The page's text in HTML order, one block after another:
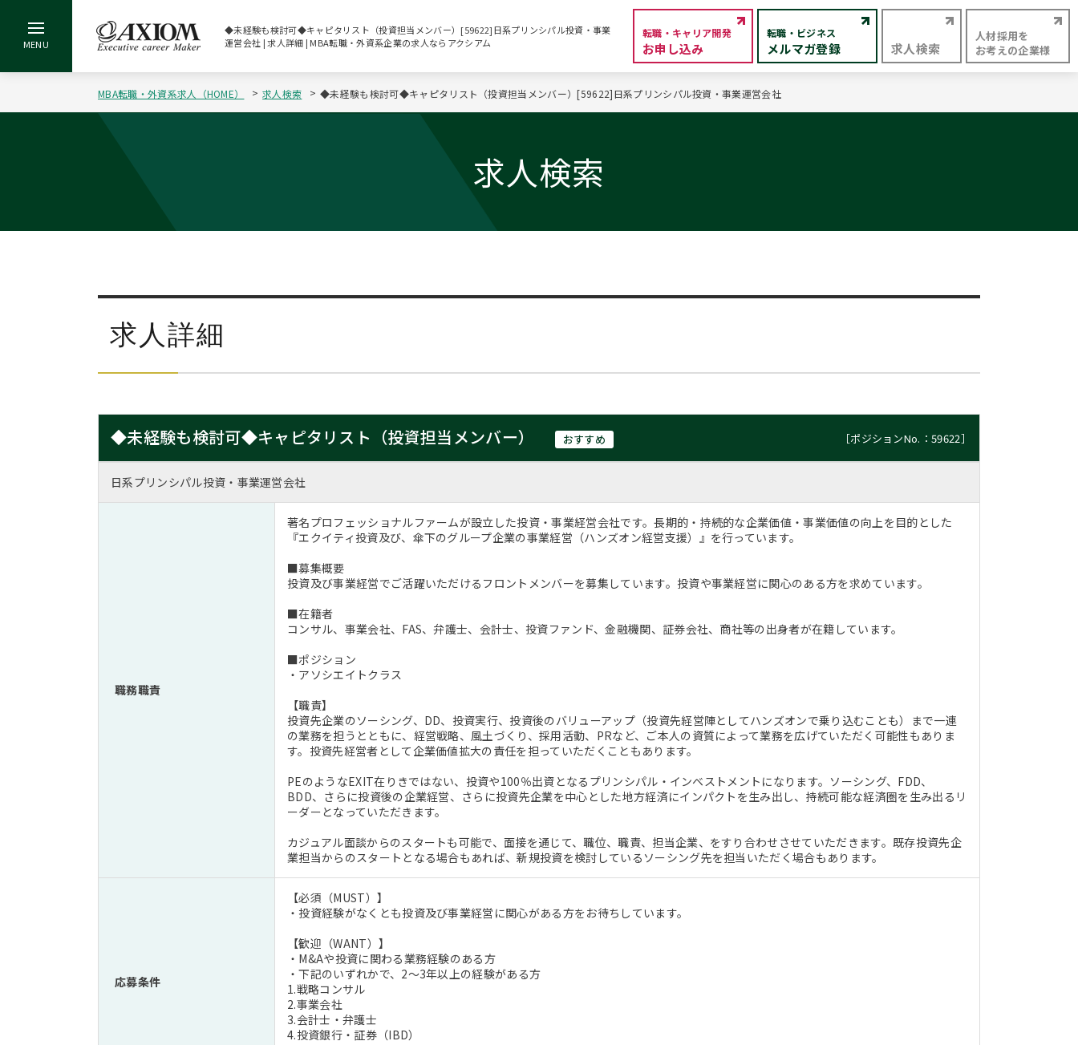
◆未経験も検討可◆キャピタリスト（投資担当メンバー）[59622]日系プリンシパル投資・事業
運営会社 | 求人詳細 | MBA転職・外資系企業の求人ならアクシアム
転職・キャリア開発
お申し込み
転職・ビジネス
メルマガ登録 求人検索
人材採用を
お考えの企業様
MBA転職・外資系求人（HOME） 求人検索 ◆未経験も検討可◆キャピタリスト（投資担当メンバー）[59622]日系プリンシパル投資・事業運営会社
求人検索
求人詳細
◆未経験も検討可◆キャピタリスト（投資担当メンバー） おすすめ ［ポジションNo.：59622］
日系プリンシパル投資・事業運営会社
職務職責
著名プロフェッショナルファームが設立した投資・事業経営会社です。長期的・持続的な企業価値・事業価値の向上を目的とした
『エクイティ投資及び、傘下のグループ企業の事業経営（ハンズオン経営支援）』を行っています。
■募集概要
投資及び事業経営でご活躍いただけるフロントメンバーを募集しています。投資や事業経営に関心のある方を求めています。
■在籍者
コンサル、事業会社、FAS、弁護士、会計士、投資ファンド、金融機関、証券会社、商社等の出身者が在籍しています。
■ポジション
・アソシエイトクラス
【職責】
投資先企業のソーシング、DD、投資実行、投資後のバリューアップ（投資先経営陣としてハンズオンで乗り込むことも）まで一連
の業務を担うとともに、経営戦略、風土づくり、採用活動、PRなど、ご本人の資質によって業務を広げていただく可能性もありま
す。投資先経営者として企業価値拡大の責任を担っていただくこともあります。
PEのようなEXIT在りきではない、投資や100％出資となるプリンシパル・インベストメントになります。ソーシング、FDD、
BDD、さらに投資後の企業経営、さらに投資先企業を中心とした地方経済にインパクトを生み出し、持続可能な経済圏を生み出るリ
ーダーとなっていただきます。
カジュアル面談からのスタートも可能で、面接を通じて、職位、職責、担当企業、をすり合わせさせていただきます。既存投資先企
業担当からのスタートとなる場合もあれば、新規投資を検討しているソーシング先を担当いただく場合もあります。
応募条件
【必須（MUST）】
・投資経験がなくとも投資及び事業経営に関心がある方をお待ちしています。
【歓迎（WANT）】
・M&Aや投資に関わる業務経験のある方
・下記のいずれかで、2～3年以上の経験がある方
1.戦略コンサル
2.事業会社
3.会計士・弁護士
4.投資銀行・証券（IBD）